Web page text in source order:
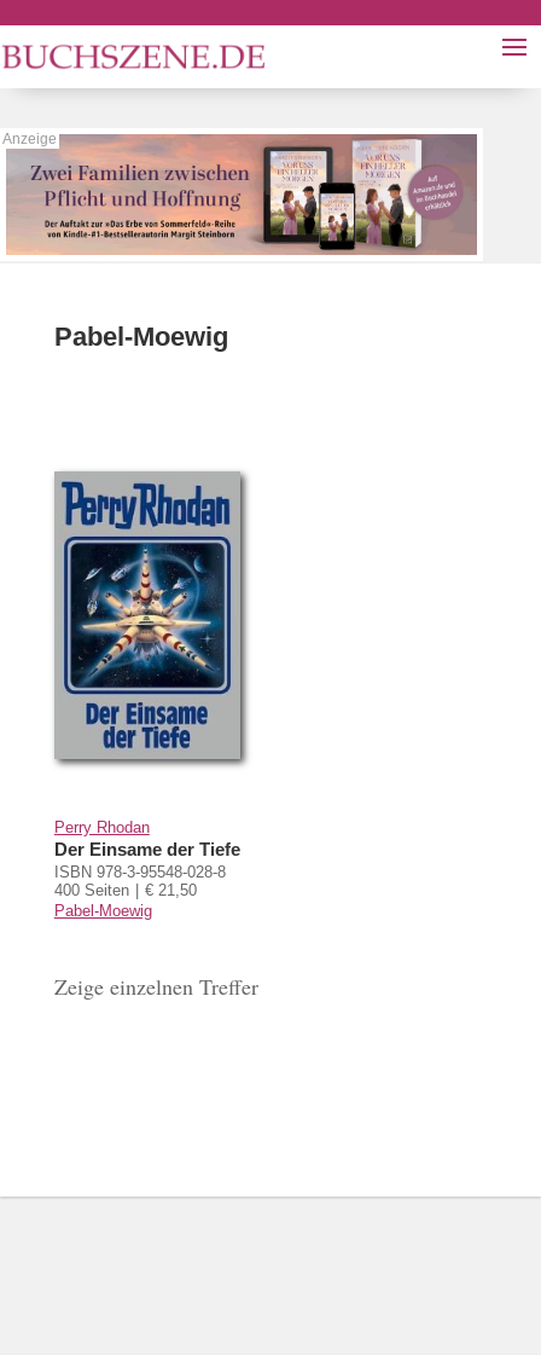
Pabel-Moewig
Perry Rhodan
Der Einsame der Tiefe
ISBN 978-3-95548-028-8
400 Seiten
€ 21,50
Pabel-Moewig
Zeige einzelnen Treffer